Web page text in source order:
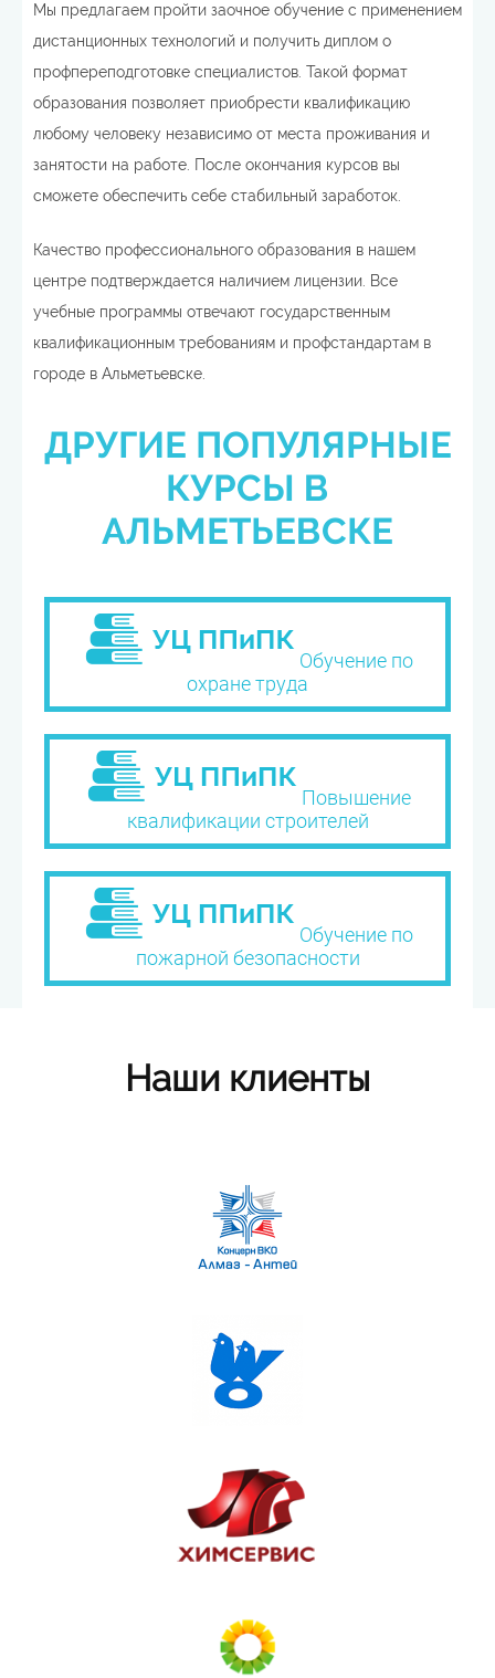
Мы предлагаем пройти заочное обучение с применением
дистанционных технологий и получить диплом о
профпереподготовке специалистов. Такой формат
образования позволяет приобрести квалификацию
любому человеку независимо от места проживания и
занятости на работе. После окончания курсов вы
сможете обеспечить себе стабильный заработок.
Качество профессионального образования в нашем
центре подтверждается наличием лицензии. Все
учебные программы отвечают государственным
квалификационным требованиям и профстандартам в
городе в Альметьевске.
ДРУГИЕ ПОПУЛЯРНЫЕ
КУРСЫ В
АЛЬМЕТЬЕВСКЕ
Обучение по
охране труда
Повышение
квалификации строителей
Обучение по
пожарной безопасности
Наши клиенты